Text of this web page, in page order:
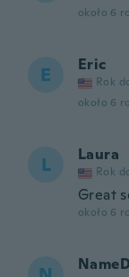
około 6
E Eric
Rok
około 6
L Laura
Rok
Great
około 6